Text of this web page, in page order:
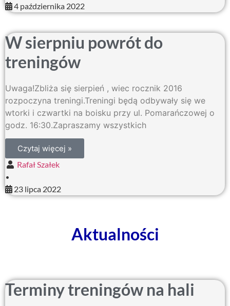
4 października 2022
W sierpniu powrót do
treningów
Uwaga!Zbliża się sierpień , wiec rocznik 2016
rozpoczyna treningi.Treningi będą odbywały się we
wtorki i czwartki na boisku przy ul. Pomarańczowej o
godz. 16:30.Zapraszamy wszystkich
Czytaj więcej »
Rafał Szałek
•
23 lipca 2022
Aktualności
Terminy treningów na hali